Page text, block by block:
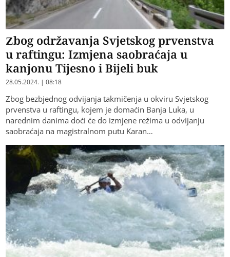
Zbog održavanja Svjetskog prvenstva
u raftingu: Izmjena saobraćaja u
kanjonu Tijesno i Bijeli buk
28.05.2024. | 08:18
Zbog bezbjednog odvijanja takmičenja u okviru Svjetskog
prvenstva u raftingu, kojem je domaćin Banja Luka, u
narednim danima doći će do izmjene režima u odvijanju
saobraćaja na magistralnom putu Karan…